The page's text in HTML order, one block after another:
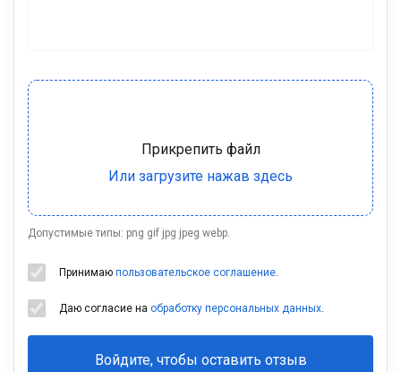
Допустимые типы: png gif jpg jpeg webp.
Принимаю пользовательское соглашение.
Даю согласие на обработку персональных данных.
Войдите, чтобы оставить отзыв